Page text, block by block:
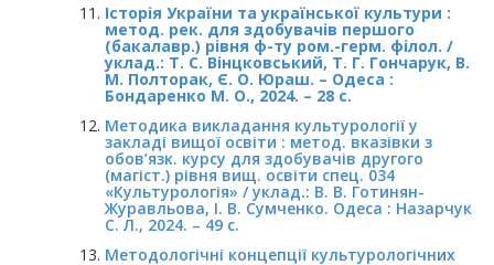
Історія України та української культури :
метод. рек. для здобувачів першого
(бакалавр.) рівня ф-ту ром.-герм. філол. /
уклад.: Т. С. Вінцковський, Т. Г. Гончарук, В.
М. Полторак, Є. О. Юраш. – Одеса :
Бондаренко М. О., 2024. – 28 с.
Методика викладання культурології у
закладі вищої освіти : метод. вказівки з
обов’язк. курсу для здобувачів другого
(магіст.) рівня вищ. освіти спец. 034
«Культурологія» / уклад.: В. В. Готинян-
Журавльова, І. В. Сумченко. Одеса : Назарчук
С. Л., 2024. – 49 с.
Методологічні концепції культурологічних